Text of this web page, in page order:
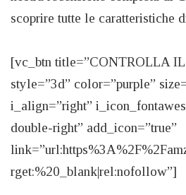
scoprire tutte le caratteristiche
[vc_btn title=”CONTROLLA IL
style=”3d” color=”purple”
i_align=”right”
double-right” add_icon=”true”
rget:%20_blank|rel:nofollow”]